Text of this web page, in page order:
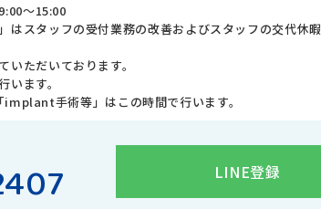
9:00～15:00
はスタッフの受付業務の改善およびスタッフの交代休暇
いただいております。
ます。
手術等」はこの時間で行います。
LINE登録